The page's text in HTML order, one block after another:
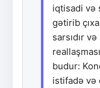
iqtisadi və
gətirib
sarsıdır
budur:
istifadə və